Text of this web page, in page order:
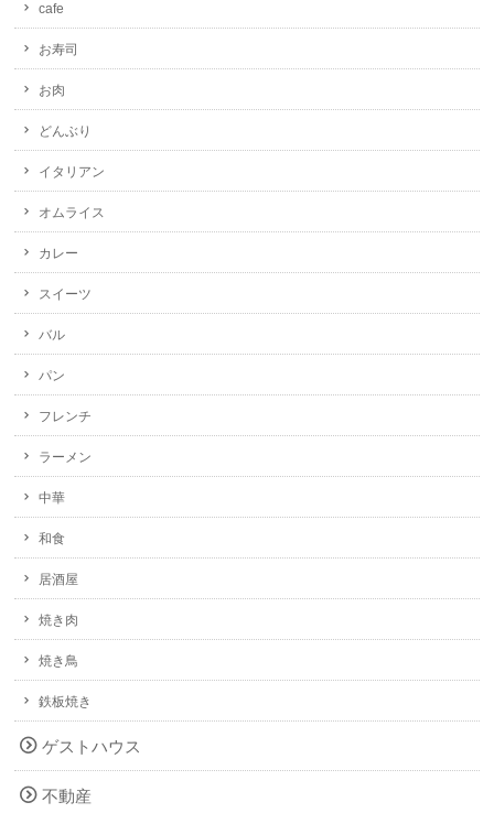
cafe
お寿司
お肉
どんぶり
イタリアン
オムライス
カレー
スイーツ
バル
パン
フレンチ
ラーメン
中華
和食
居酒屋
焼き肉
焼き鳥
鉄板焼き
ゲストハウス
不動産